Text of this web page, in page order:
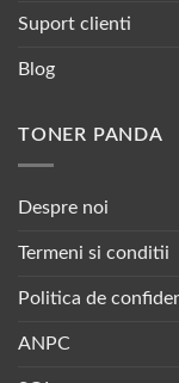
Suport clienti
Blog
TONER PANDA
Despre noi
Termeni si conditii
Politica de
ANPC